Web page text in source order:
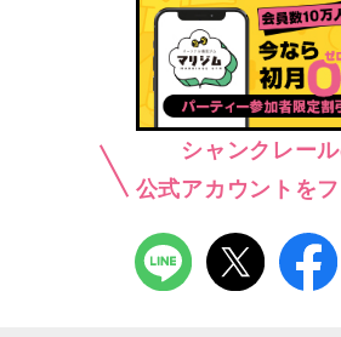
シャンクレー
公式アカウントを